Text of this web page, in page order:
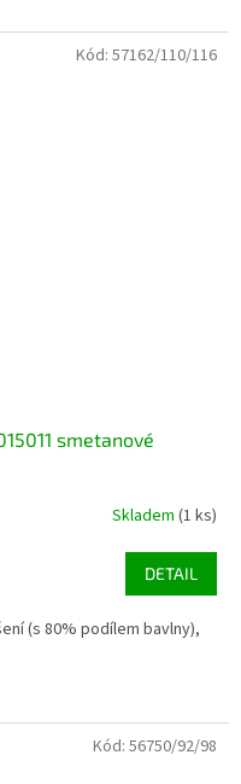
smetanové
Skladem (1 ks)
DETAIL
(s 80% podílem bavlny),
Kód: 57162/110/116
Kód: 56750/92/98